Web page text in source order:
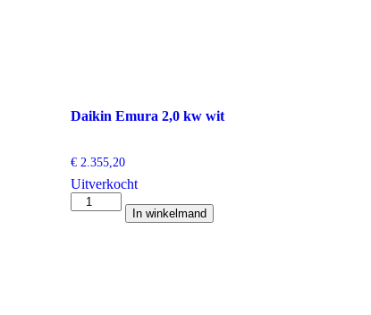
Daikin Emura 2,0 kw wit
€ 2.355,20
Uitverkocht
Daikin
Emura
In winkelmand